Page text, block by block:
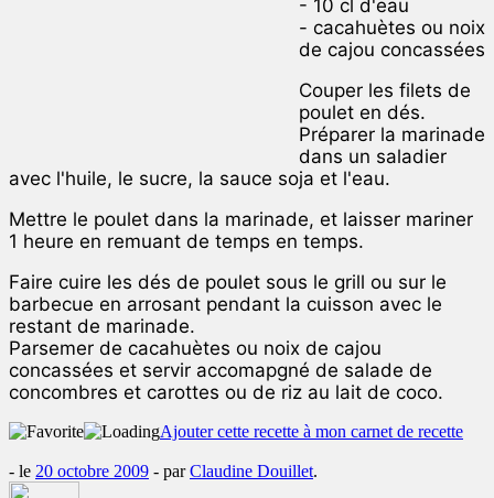
- 10 cl d'eau
- cacahuètes ou noix
de cajou concassées
Couper les filets de
poulet en dés.
Préparer la marinade
dans un saladier
avec l'huile, le sucre, la sauce soja et l'eau.
Mettre le poulet dans la marinade, et laisser mariner
1 heure en remuant de temps en temps.
Faire cuire les dés de poulet sous le grill ou sur le
barbecue en arrosant pendant la cuisson avec le
restant de marinade.
Parsemer de cacahuètes ou noix de cajou
concassées et servir accomapgné de salade de
concombres et carottes ou de riz au lait de coco.
Ajouter cette recette à mon carnet de recette
- le 20 octobre 2009 - parClaudine Douillet.